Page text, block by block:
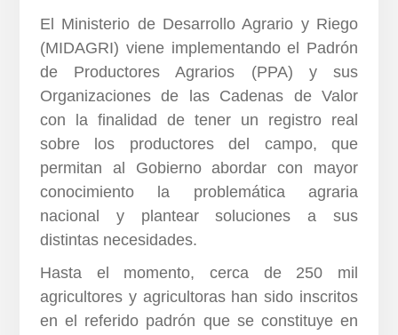
El Ministerio de Desarrollo Agrario y Riego
(MIDAGRI) viene implementando el Padrón
de Productores Agrarios (PPA) y sus
Organizaciones de las Cadenas de Valor
con la finalidad de tener un registro real
sobre los productores del campo, que
permitan al Gobierno abordar con mayor
conocimiento la problemática agraria
nacional y plantear soluciones a sus
distintas necesidades.
Hasta el momento, cerca de 250 mil
agricultores y agricultoras han sido inscritos
en el referido padrón que se constituye en